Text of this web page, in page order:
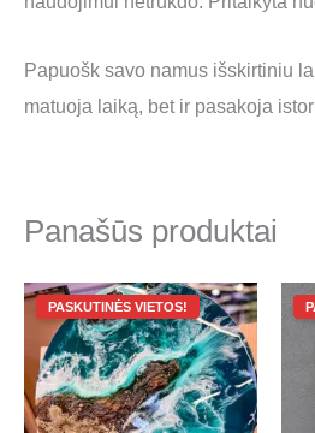
Papuošk savo namus išskirtiniu
matuoja laiką, bet ir pasakoja
Panašūs produktai
Original
price
was:
400.00 €.
Current
price
is:
30.00 €.